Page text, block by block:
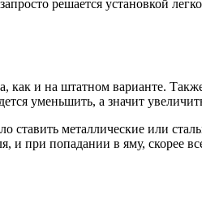
решается установкой
как и на штатном варианте.
уменьшить, а значит
ставить металлические или
при попадании в яму, скорее